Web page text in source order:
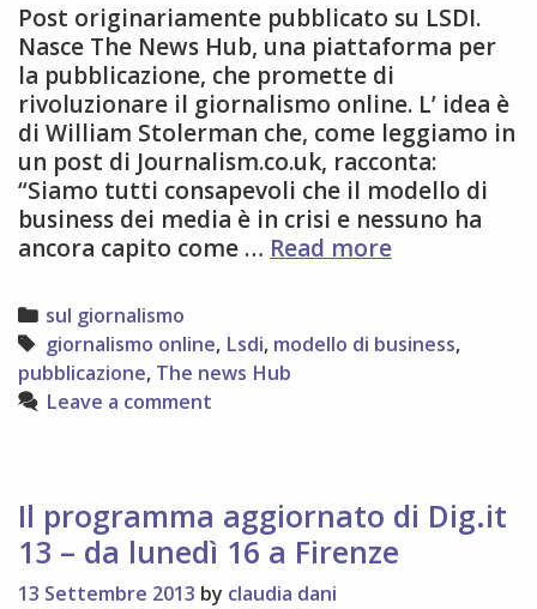
Post originariamente pubblicato su LSDI.
Nasce The News Hub, una piattaforma per
la pubblicazione, che promette di
rivoluzionare il giornalismo online. L’ idea è
di William Stolerman che, come leggiamo in
un post di Journalism.co.uk, racconta:
“Siamo tutti consapevoli che il modello di
business dei media è in crisi e nessuno ha
ancora capito come … Read moreDa
News
Hub,
di
salvare
il
Categories
sul giornalismo
Tags
giornalismo online, Lsdi, modello di business,
pubblicazione, The news Hub
Leave a comment
Il programma aggiornato di Dig.it
13 – da lunedì 16 a Firenze
13 Settembre 2013 by claudia dani